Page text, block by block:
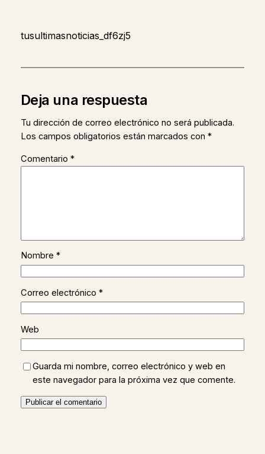
tusultimasnoticias_df6zj5
Deja una respuesta
Tu dirección de correo electrónico no será publicada.
Los campos obligatorios están marcados con *
Comentario *
Nombre *
Correo electrónico *
Web
Guarda mi nombre, correo electrónico y web en
este navegador para la próxima vez que comente.